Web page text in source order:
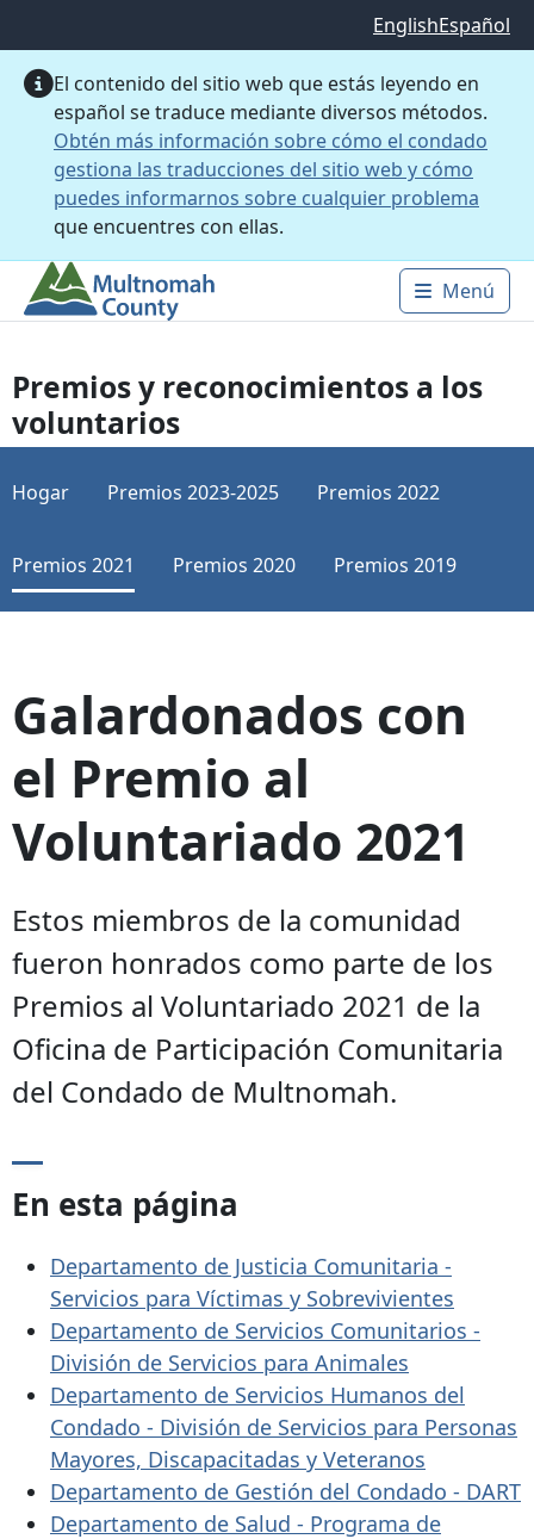
EnglishEspañol
El contenido del sitio web que estás leyendo en
español se traduce mediante diversos métodos.
Obtén más información sobre cómo el condado
gestiona las traducciones del sitio web y cómo
puedes informarnos sobre cualquier problema
que encuentres con ellas.
Main
Menú
Premios y reconocimientos a los
voluntarios
Hogar Premios 2023-2025 Premios 2022
Premios 2021 Premios 2020 Premios 2019
Galardonados con
el Premio al
Voluntariado 2021
Estos miembros de la comunidad
fueron honrados como parte de los
Premios al Voluntariado 2021 de la
Oficina de Participación Comunitaria
del Condado de Multnomah.
En esta página
Departamento de Justicia Comunitaria -
Servicios para Víctimas y Sobrevivientes
Departamento de Servicios Comunitarios -
División de Servicios para Animales
Departamento de Servicios Humanos del
Condado - División de Servicios para Personas
Mayores, Discapacitadas y Veteranos
Departamento de Gestión del Condado - DART
Departamento de Salud - Programa de